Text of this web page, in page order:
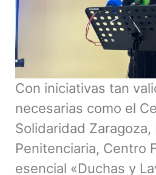
Con iniciativas tan
necesarias como el
Solidaridad Zaragoza,
Penitenciaria, Centro
esencial «Duchas y